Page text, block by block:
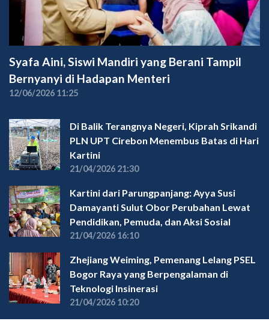
Syafa Aini, Siswi Mandiri yang Berani Tampil
Bernyanyi di Hadapan Menteri
12/06/2026 11:25
Di Balik Terangnya Negeri, Kiprah Srikandi
PLN UPT Cirebon Menembus Batas di Hari
Kartini
21/04/2026 21:30
Kartini dari Parungpanjang: Ayya Susi
Damayanti Sulut Obor Perubahan Lewat
Pendidikan, Pemuda, dan Aksi Sosial
21/04/2026 16:10
Zhejiang Weiming, Pemenang Lelang PSEL
Bogor Raya yang Berpengalaman di
Teknologi Insinerasi
21/04/2026 10:20